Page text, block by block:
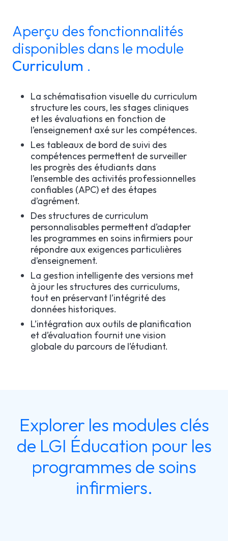
Aperçu des fonctionnalités
disponibles dans le module
Curriculum .
La schématisation visuelle du curriculum
structure les cours, les stages cliniques
et les évaluations en fonction de
l’enseignement axé sur les compétences.
Les tableaux de bord de suivi des
compétences permettent de surveiller
les progrès des étudiants dans
l’ensemble des activités professionnelles
confiables (APC) et des étapes
d’agrément.
Des structures de curriculum
personnalisables permettent d’adapter
les programmes en soins infirmiers pour
répondre aux exigences particulières
d’enseignement.
La gestion intelligente des versions met
à jour les structures des curriculums,
tout en préservant l’intégrité des
données historiques.
L’intégration aux outils de planification
et d’évaluation fournit une vision
globale du parcours de l’étudiant.
Explorer les modules clés
de LGI Éducation pour les
programmes de soins
infirmiers.